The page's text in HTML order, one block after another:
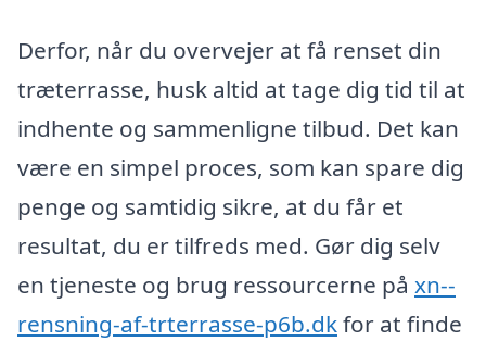
Derfor, når du overvejer at få renset din
træterrasse, husk altid at tage dig tid til at
indhente og sammenligne tilbud. Det kan
være en simpel proces, som kan spare dig
penge og samtidig sikre, at du får et
resultat, du er tilfreds med. Gør dig selv
en tjeneste og brug ressourcerne på xn--
rensning-af-trterrasse-p6b.dkfor at finde